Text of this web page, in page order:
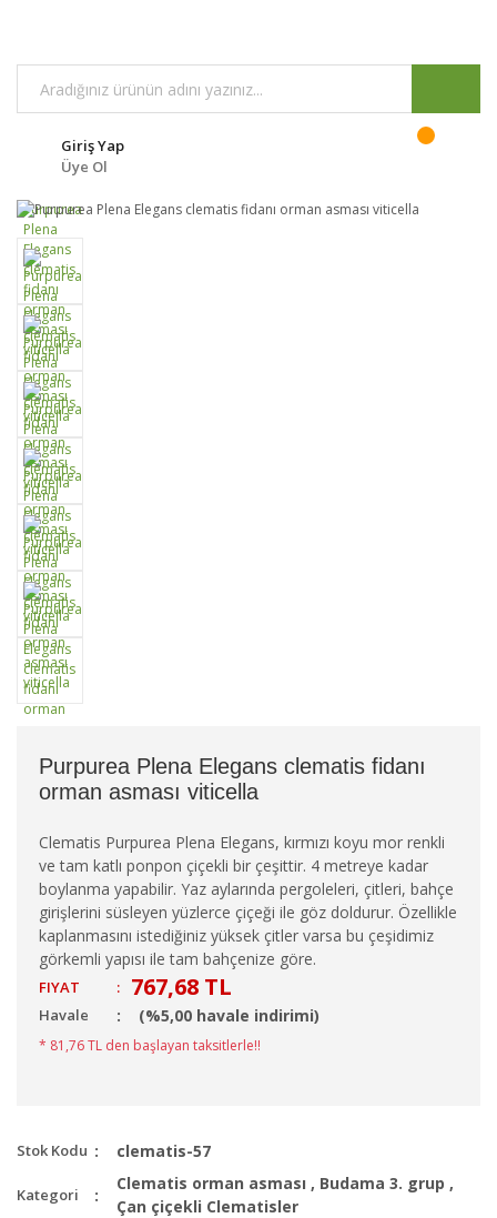
Giriş Yap
Üye Ol
Purpurea Plena Elegans clematis fidanı
orman asması viticella
Clematis Purpurea Plena Elegans, kırmızı koyu mor renkli
ve tam katlı ponpon çiçekli bir çeşittir. 4 metreye kadar
boylanma yapabilir. Yaz aylarında pergoleleri, çitleri, bahçe
girişlerini süsleyen yüzlerce çiçeği ile göz doldurur. Özellikle
kaplanmasını istediğiniz yüksek çitler varsa bu çeşidimiz
görkemli yapısı ile tam bahçenize göre.
FIYAT : 767,68 TL
Havale (%5,00 havale indirimi)
* 81,76 TL den başlayan taksitlerle!!
Stok Kodu clematis-57
Kategori
Clematis orman asması , Budama 3. grup ,
Çan çiçekli Clematisler